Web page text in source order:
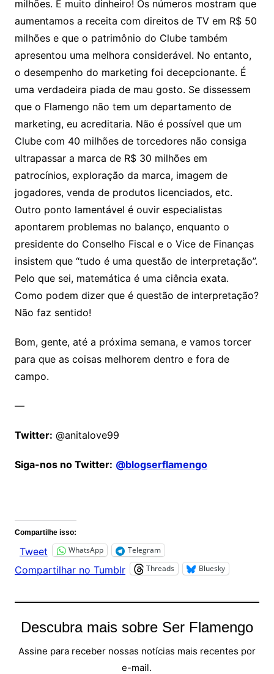
milhões. É muito dinheiro! Os números mostram que
aumentamos a receita com direitos de TV em R$ 50
milhões e que o patrimônio do Clube também
apresentou uma melhora considerável. No entanto,
o desempenho do marketing foi decepcionante. É
uma verdadeira piada de mau gosto. Se dissessem
que o Flamengo não tem um departamento de
marketing, eu acreditaria. Não é possível que um
Clube com 40 milhões de torcedores não consiga
ultrapassar a marca de R$ 30 milhões em
patrocínios, exploração da marca, imagem de
jogadores, venda de produtos licenciados, etc.
Outro ponto lamentável é ouvir especialistas
apontarem problemas no balanço, enquanto o
presidente do Conselho Fiscal e o Vice de Finanças
insistem que “tudo é uma questão de interpretação”.
Pelo que sei, matemática é uma ciência exata.
Como podem dizer que é questão de interpretação?
Não faz sentido!
Bom, gente, até a próxima semana, e vamos torcer
para que as coisas melhorem dentro e fora de
campo.
—
Twitter: @anitalove99
Siga-nos no Twitter: @blogserflamengo
Compartilhe isso:
Tweet WhatsApp Telegram
Compartilhar no Tumblr Threads Bluesky
Descubra mais sobre Ser Flamengo
Assine para receber nossas notícias mais recentes por
e-mail.